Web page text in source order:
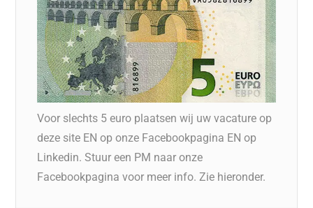
Voor slechts 5 euro plaatsen wij uw vacature op
deze site EN op onze Facebookpagina EN op
Linkedin. Stuur een PM naar onze
Facebookpagina voor meer info. Zie hieronder.